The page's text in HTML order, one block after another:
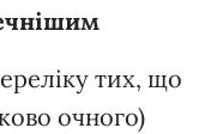
тих, що
очного)